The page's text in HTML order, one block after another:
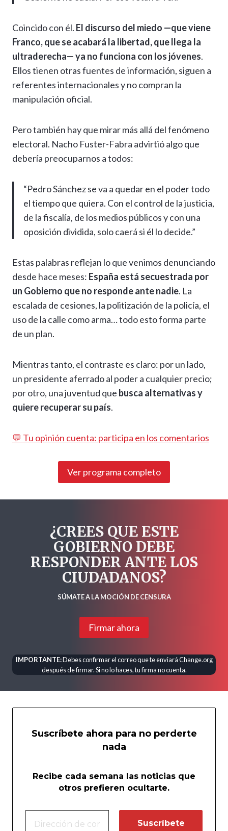
Coincido con él. El discurso del miedo —que viene
Franco, que se acabará la libertad, que llega la
ultraderecha— ya no funciona con los jóvenes.
Ellos tienen otras fuentes de información, siguen a
referentes internacionales y no compran la
manipulación oficial.
Pero también hay que mirar más allá del fenómeno
electoral. Nacho Fuster-Fabra advirtió algo que
debería preocuparnos a todos:
“Pedro Sánchez se va a quedar en el poder todo
el tiempo que quiera. Con el control de la justicia,
de la fiscalía, de los medios públicos y con una
oposición dividida, solo caerá si él lo decide.”
Estas palabras reflejan lo que venimos denunciando
desde hace meses: España está secuestrada por
un Gobierno que no responde ante nadie. La
escalada de cesiones, la politización de la policía, el
uso de la calle como arma… todo esto forma parte
de un plan.
Mientras tanto, el contraste es claro: por un lado,
un presidente aferrado al poder a cualquier precio;
por otro, una juventud que busca alternativas y
quiere recuperar su país.
💬 Tu opinión cuenta: participa en los comentarios
Ver programa completo
¿CREES QUE ESTE
GOBIERNO DEBE
RESPONDER ANTE LOS
CIUDADANOS?
SÚMATE A LA MOCIÓN DE CENSURA
Firmar ahora
IMPORTANTE:Debes confirmar el correo que te enviará Change.org
después de firmar. Si no lo haces, tu firma no cuenta.
Suscríbete ahora para no perderte
nada
Recibe cada semana las noticias que
otros prefieren ocultarte.